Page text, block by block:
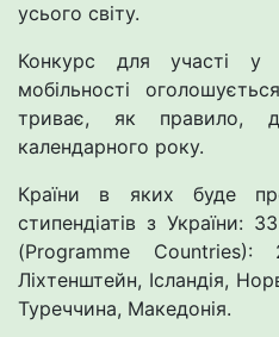
усього світу.
Конкурс для участі у
мобільності
триває, як правило,
календарного року.
Країни в яких буде
стипендіатів з України:
(Programme
Ліхтенштейн, Ісландія,
Туреччина, Македонія.